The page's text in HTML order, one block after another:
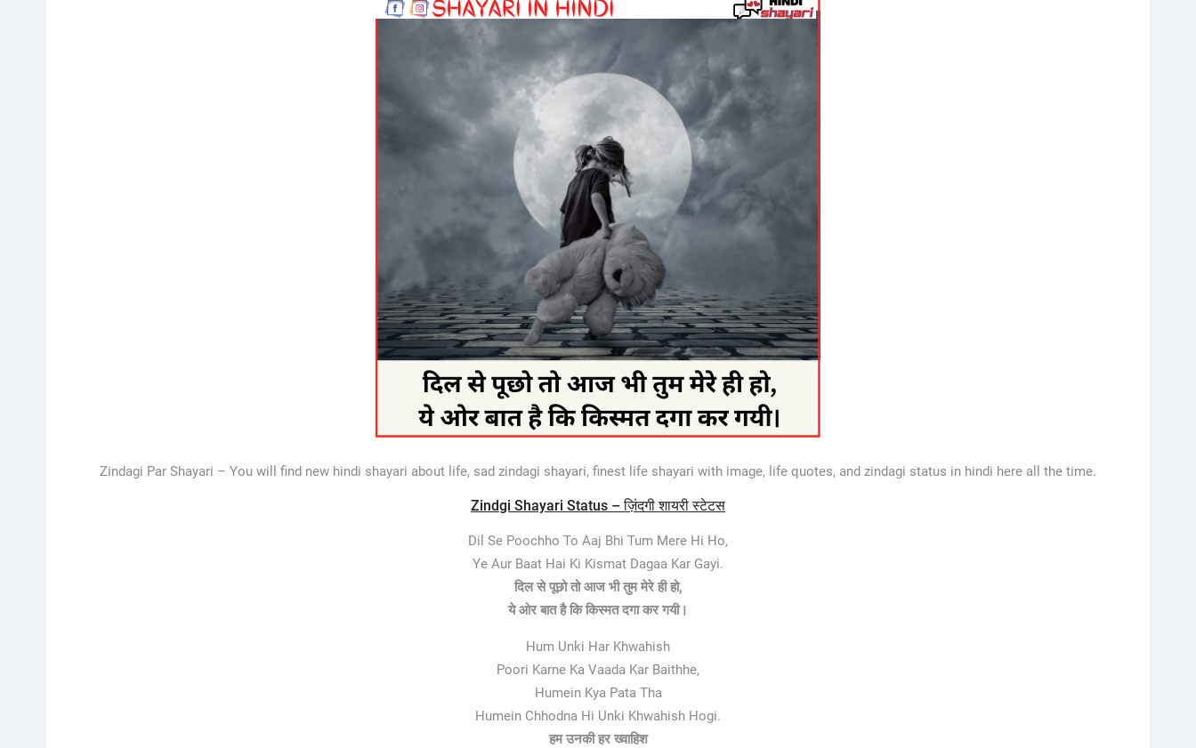
Zindagi Par Shayari – You will find new hindi shayari about life, sad zindagi shayari, finest life shayari with image, life quotes, and zindagi status in hindi here all the time.
Zindgi Shayari Status – ज़िंदगी शायरी स्टेटस
Dil Se Poochho To Aaj Bhi Tum Mere Hi Ho,
Ye Aur Baat Hai Ki Kismat Dagaa Kar Gayi.
दिल से पूछो तो आज भी तुम मेरे ही हो,
ये ओर बात है कि किस्मत दगा कर गयी।
Hum Unki Har Khwahish
Poori Karne Ka Vaada Kar Baithhe,
Humein Kya Pata Tha
Humein Chhodna Hi Unki Khwahish Hogi.
हम उनकी हर ख्वाहिश